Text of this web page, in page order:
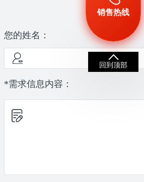
您的姓名：
*需求信息内容：
销售热线
回到顶部